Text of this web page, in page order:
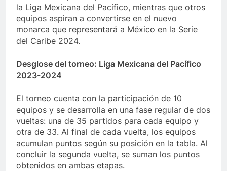
la Liga Mexicana del Pacífico, mientras que otros
equipos aspiran a convertirse en el nuevo
monarca que representará a México en la Serie
del Caribe 2024.
Desglose del torneo: Liga Mexicana del Pacífico
2023-2024
El torneo cuenta con la participación de 10
equipos y se desarrolla en una fase regular de dos
vueltas: una de 35 partidos para cada equipo y
otra de 33. Al final de cada vuelta, los equipos
acumulan puntos según su posición en la tabla. Al
concluir la segunda vuelta, se suman los puntos
obtenidos en ambas etapas.